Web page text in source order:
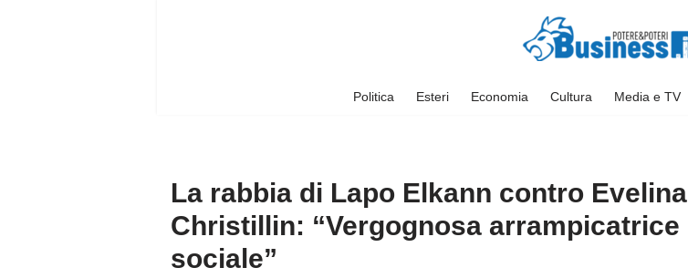
Politica Esteri Economia Cultura Media e TV
La rabbia di Lapo Elkann contro Evelina
Christillin: “Vergognosa arrampicatrice
sociale”